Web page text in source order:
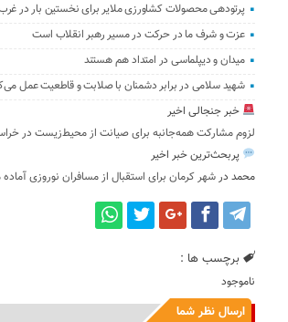
پرتودهی محصولات کشاورزی ملایر برای نخستین بار در
عزت و شرف ما در حرکت در مسیر رهبر انقلاب است
میدان و دیپلماسی در امتداد هم هستند
شهید سلامی در برابر دشمنان با صلابت و قاطعیت عمل
خبر جنجالی اخیر
لزوم مشارکت همه‌جانبه برای صیانت از محیط‌زیست در
پربحث‌ترین خبر اخیر
محمد درشهر کرمان برای استقبال از مسافران نوروزی
برچسب ها :
ناموجود
ارسال نظر شما